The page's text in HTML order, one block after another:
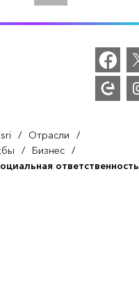
/ Отрасли /
/ Бизнес /
ответственность